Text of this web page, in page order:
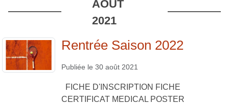
AOÛT
2021
Rentrée Saison 2022
Publiée le 30 août 2021
FICHE D'INSCRIPTION FICHE
CERTIFICAT MEDICAL POSTER